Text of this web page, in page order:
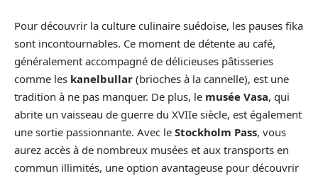
Pour découvrir la culture culinaire suédoise, les pauses fika
sont incontournables. Ce moment de détente au café,
généralement accompagné de délicieuses pâtisseries
comme les kanelbullar (brioches à la cannelle), est une
tradition à ne pas manquer. De plus, le musée Vasa, qui
abrite un vaisseau de guerre du XVIIe siècle, est également
une sortie passionnante. Avec le Stockholm Pass, vous
aurez accès à de nombreux musées et aux transports en
commun illimités, une option avantageuse pour découvrir